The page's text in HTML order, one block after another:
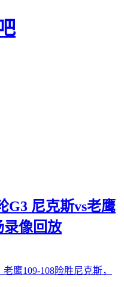
G3 尼克斯vs老鹰
录像回放
鹰109-108险胜尼克斯，